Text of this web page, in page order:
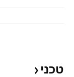
טכני